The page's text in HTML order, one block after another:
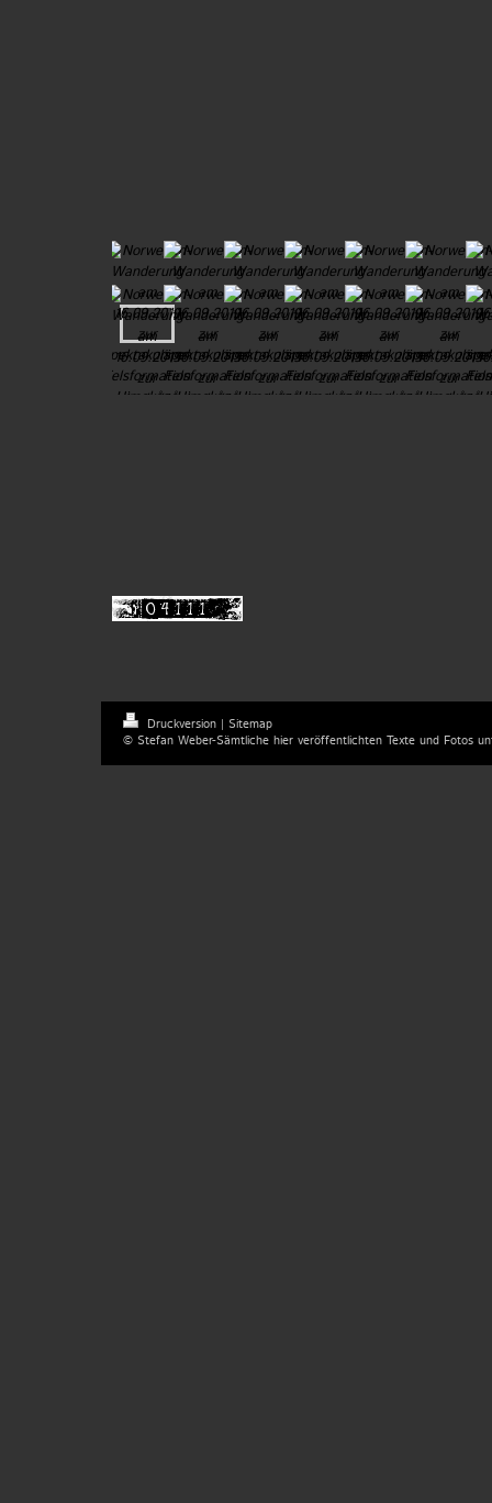
Druckversion | Sitemap
© Stefan Weber-Sämtliche hier veröffentlichten Texte und Fotos